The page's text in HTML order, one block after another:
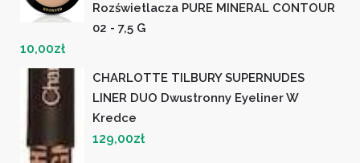
Rozświetlacza PURE MINERAL CONTOUR
02 - 7,5 G
10,00zł
CHARLOTTE TILBURY SUPERNUDES
LINER DUO Dwustronny Eyeliner W
Kredce
129,00zł